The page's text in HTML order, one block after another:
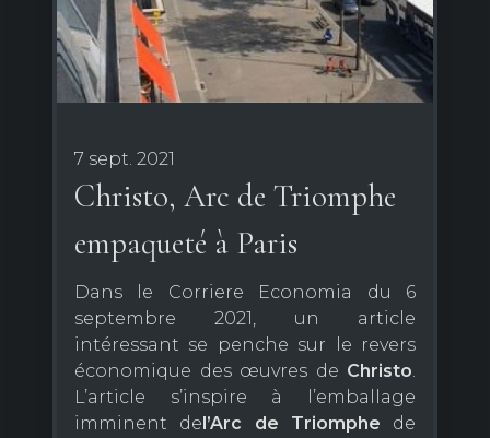
7 sept. 2021
Christo, Arc de Triomphe
empaqueté à Paris
Dans le Corriere Economia du 6
septembre 2021, un article
intéressant se penche sur le revers
économique des œuvres de Christo.
L’article s’inspire à l’emballage
imminent de l’Arc de Triomphe de